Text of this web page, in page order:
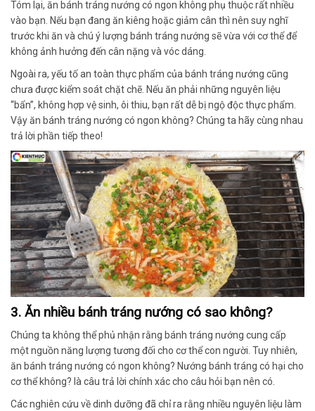
Tóm lại, ăn bánh tráng nướng có ngon không phụ thuộc rất nhiều
vào bạn. Nếu bạn đang ăn kiêng hoặc giảm cân thì nên suy nghĩ
trước khi ăn và chú ý lượng bánh tráng nướng sẽ vừa với cơ thể để
không ảnh hưởng đến cân nặng và vóc dáng.
Ngoài ra, yếu tố an toàn thực phẩm của bánh tráng nướng cũng
chưa được kiểm soát chặt chẽ. Nếu ăn phải những nguyên liệu
“bẩn”, không hợp vệ sinh, ôi thiu, bạn rất dễ bị ngộ độc thực phẩm.
Vậy ăn bánh tráng nướng có ngon không? Chúng ta hãy cùng nhau
trả lời phần tiếp theo!
3. Ăn nhiều bánh tráng nướng có sao không?
Chúng ta không thể phủ nhận rằng bánh tráng nướng cung cấp
một nguồn năng lượng tương đối cho cơ thể con người. Tuy nhiên,
ăn bánh tráng nướng có ngon không? Nướng bánh tráng có hại cho
cơ thể không? là câu trả lời chính xác cho câu hỏi bạn nên có.
Các nghiên cứu về dinh dưỡng đã chỉ ra rằng nhiều nguyên liệu làm